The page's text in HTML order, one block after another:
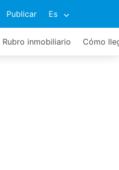
Publicar Es
Rubro inmobiliario Cómo